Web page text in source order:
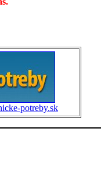
potreby.sk